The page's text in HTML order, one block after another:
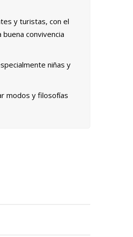
y turistas, con el
convivencia
niñas y
modos y filosofías